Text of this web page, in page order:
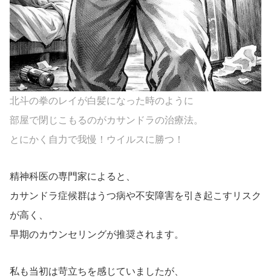
北斗の拳のレイが白髪になった時のように
部屋で閉じこもるのがカサンドラの治療法。
とにかく自力で我慢！ウイルスに勝つ！
精神科医の専門家によると、
カサンドラ症候群はうつ病や不安障害を引き起こすリスク
が高く、
早期のカウンセリングが推奨されます。
私も当初は苛立ちを感じていましたが、